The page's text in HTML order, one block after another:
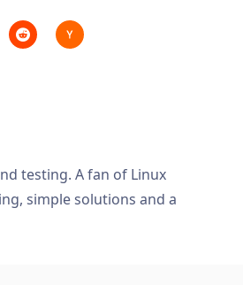
testing. A fan of Linux
simple solutions and a